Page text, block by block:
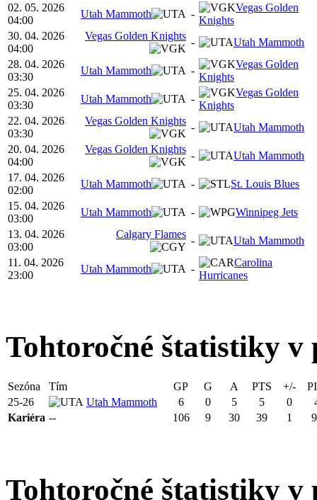
02. 05. 2026
04:00
Utah Mammoth -
Vegas Golden
Knights
30. 04. 2026
04:00
Vegas Golden Knights
-
Utah Mammoth
28. 04. 2026
03:30
Utah Mammoth -
Vegas Golden
Knights
25. 04. 2026
03:30
Utah Mammoth -
Vegas Golden
Knights
22. 04. 2026
03:30
Vegas Golden Knights
-
Utah Mammoth
20. 04. 2026
04:00
Vegas Golden Knights
-
Utah Mammoth
17. 04. 2026
02:00
Utah Mammoth -
St. Louis Blues
15. 04. 2026
03:00
Utah Mammoth -
Winnipeg Jets
13. 04. 2026
03:00
Calgary Flames
-
Utah Mammoth
11. 04. 2026
23:00
Utah Mammoth -
Carolina
Hurricanes
Tohtoročné štatistiky v
Sezóna Tím GP G A PTS +/-
25-26
Utah Mammoth 6 0 5 5 0
Kariéra -- 106 9 30 39 1
Tohtoročné štatistiky